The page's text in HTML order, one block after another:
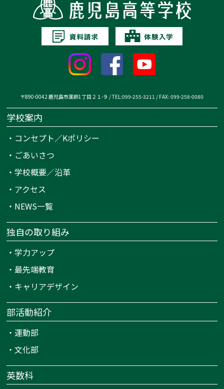
〒890-0042 鹿児島市薬師1丁目２１-９ / TEL:099-255-3211 / FAX: 099-258-0080
学校案内
・ コンセプト／Kポリシー
・ ごあいさつ
・学校概要／沿革
・ アクセス
・ NEWS一覧
独自の取り組み
・学力アップ
・最先端教育
・ キャリアデザイン
部活動紹介
・運動部
・文化部
英数科